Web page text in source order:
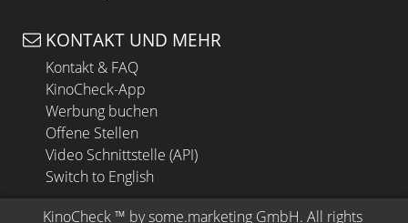
KONTAKT UND MEHR
Kontakt & FAQ
KinoCheck-App
Werbung buchen
Offene Stellen
Video Schnittstelle (API)
Switch to English
KinoCheck ™ by some.marketing GmbH. All rights